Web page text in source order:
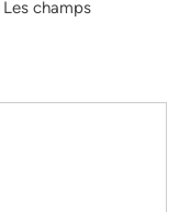
Les champs